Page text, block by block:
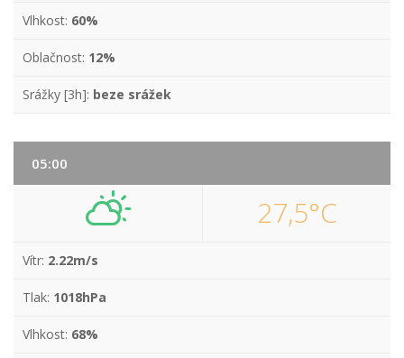
Vlhkost: 60%
Oblačnost: 12%
Srážky [3h]: beze srážek
05:00
27,5°C
Vítr: 2.22m/s
Tlak: 1018hPa
Vlhkost: 68%